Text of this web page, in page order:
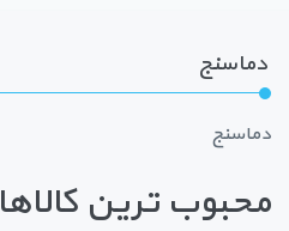
دماسنج
دماسنج
محبوب ترین کالاها